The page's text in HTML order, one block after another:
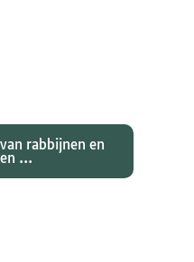
rabbijnen en
...